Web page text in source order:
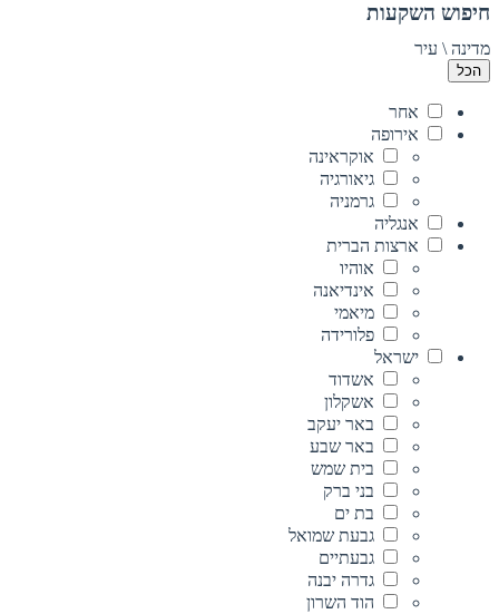
חיפוש השקעות
מדינה \ עיר
הכל
אחר
אירופה
אוקראינה
גיאורגיה
גרמניה
אנגליה
ארצות הברית
אוהיו
אינדיאנה
מיאמי
פלורידה
ישראל
אשדוד
אשקלון
באר יעקב
באר שבע
בית שמש
בני ברק
בת ים
גבעת שמואל
גבעתיים
גדרה יבנה
הוד השרון